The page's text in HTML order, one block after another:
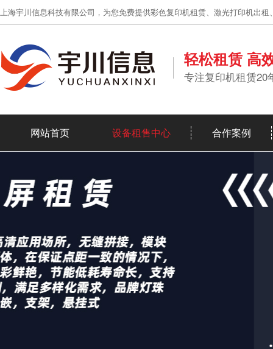
上海宇川信息科技有限公司，为您免费提供彩色复印机租赁、激光打印机出
轻松租赁 高
专注复印机租赁20
网站首页 设备租售中心 合作案例